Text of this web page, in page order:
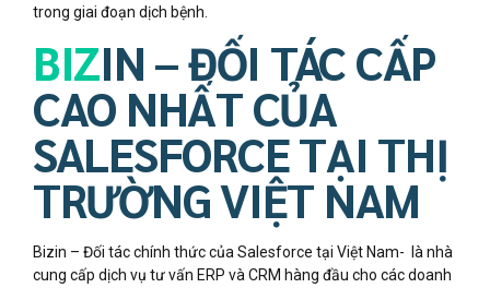
trong giai đoạn dịch bệnh.
BIZIN – ĐỐI TÁC CẤP
CAO NHẤT CỦA
SALESFORCE TẠI THỊ
TRƯỜNG VIỆT NAM
Bizin – Đối tác chính thức của Salesforce tại Việt Nam- là nhà
cung cấp dịch vụ tư vấn ERP và CRM hàng đầu cho các doanh